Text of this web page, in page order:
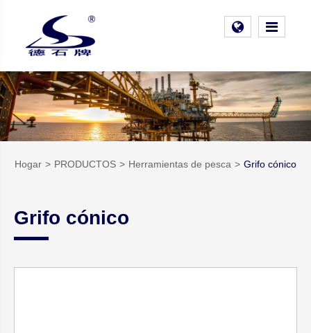
Hogar PRODUCTOS Herramientas de pesca Grifo cónico
Grifo cónico